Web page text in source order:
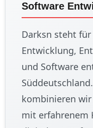
Software
Darksn steht
Entwicklung,
und Software
kombinieren
mit erfahrenem